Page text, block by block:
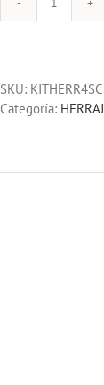
KIT
Y
FLECHA
SKU:
Categoría: